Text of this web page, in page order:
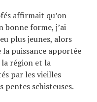
affirmait qu’on
bonne forme, j’ai
plus jeunes, alors
puissance apportée
région et la
par les vieilles
pentes schisteuses.